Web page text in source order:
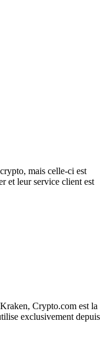
mais celle-ci est
et leur service client est
Crypto.com est la
exclusivement depuis